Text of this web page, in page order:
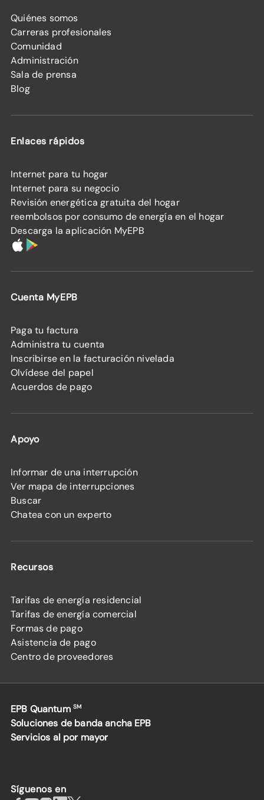
Quiénes somos
Carreras profesionales
Comunidad
Administración
Sala de prensa
Blog
Enlaces rápidos
Internet para tu hogar
Internet para su negocio
Revisión energética gratuita del hogar
reembolsos por consumo de energía en el hogar
Descarga la aplicación MyEPB
Cuenta MyEPB
Paga tu factura
Administra tu cuenta
Inscribirse en la facturación nivelada
Olvídese del papel
Acuerdos de pago
Apoyo
Informar de una interrupción
Ver mapa de interrupciones
Buscar
Chatea con un experto
Recursos
Tarifas de energía residencial
Tarifas de energía comercial
Formas de pago
Asistencia de pago
Centro de proveedores
EPB Quantum SM
Soluciones de banda ancha EPB
Servicios al por mayor
Síguenos en